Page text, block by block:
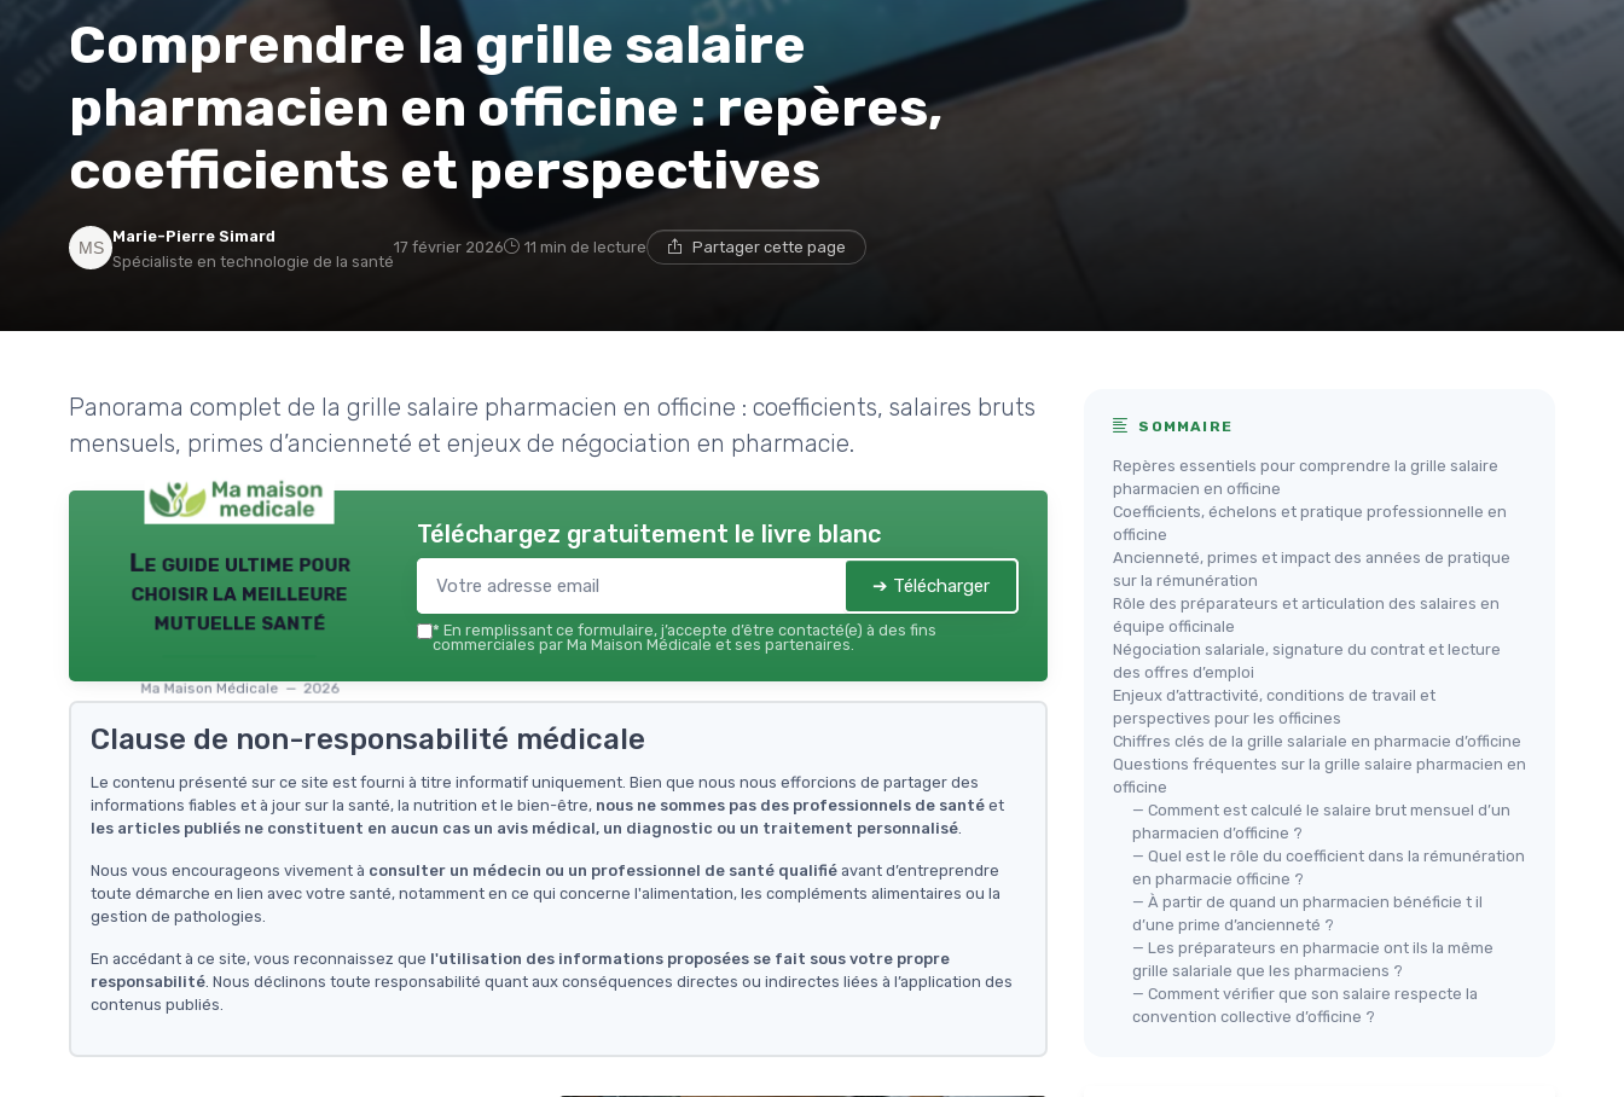
Comprendre la grille salaire
pharmacien en officine : repères,
coefficients et perspectives
Marie-Pierre Simard
Spécialiste en technologie de la santé
17 février 2026 11 min de lecture Partager cette page
Panorama complet de la grille salaire pharmacien en officine : coefficients, salaires bruts
mensuels, primes d’ancienneté et enjeux de négociation en pharmacie.
Le guide ultime pour
choisir la meilleure
mutuelle santé
Ma Maison Médicale — 2026
Téléchargez gratuitement le livre blanc
➔ Télécharger
* En remplissant ce formulaire, j’accepte d’être contacté(e) à des fins
commerciales par Ma Maison Médicale et ses partenaires.
Clause de non-responsabilité médicale
Le contenu présenté sur ce site est fourni à titre informatif uniquement. Bien que nous nous efforcions de partager des
informations fiables et à jour sur la santé, la nutrition et le bien-être, nous ne sommes pas des professionnels de santé et
les articles publiés ne constituent en aucun cas un avis médical, un diagnostic ou un traitement personnalisé.
Nous vous encourageons vivement à consulter un médecin ou un professionnel de santé qualifié avant d’entreprendre
toute démarche en lien avec votre santé, notamment en ce qui concerne l'alimentation, les compléments alimentaires ou la
gestion de pathologies.
En accédant à ce site, vous reconnaissez que l'utilisation des informations proposées se fait sous votre propre
responsabilité. Nous déclinons toute responsabilité quant aux conséquences directes ou indirectes liées à l’application des
contenus publiés.
SOMMAIRE
Repères essentiels pour comprendre la grille salaire
pharmacien en officine
Coefficients, échelons et pratique professionnelle en
officine
Ancienneté, primes et impact des années de pratique
sur la rémunération
Rôle des préparateurs et articulation des salaires en
équipe officinale
Négociation salariale, signature du contrat et lecture
des offres d’emploi
Enjeux d’attractivité, conditions de travail et
perspectives pour les officines
Chiffres clés de la grille salariale en pharmacie d’officine
Questions fréquentes sur la grille salaire pharmacien en
officine
— Comment est calculé le salaire brut mensuel d’un
pharmacien d’officine ?
— Quel est le rôle du coefficient dans la rémunération
en pharmacie officine ?
— À partir de quand un pharmacien bénéficie t il
d’une prime d’ancienneté ?
— Les préparateurs en pharmacie ont ils la même
grille salariale que les pharmaciens ?
— Comment vérifier que son salaire respecte la
convention collective d’officine ?